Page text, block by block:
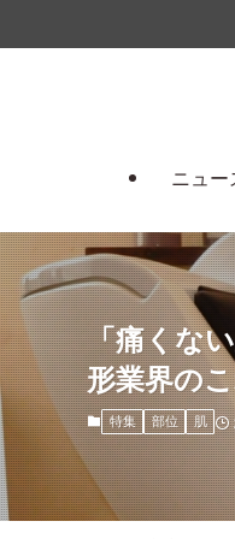
ニュー
「痛くな
形業界の
特集 部位 肌